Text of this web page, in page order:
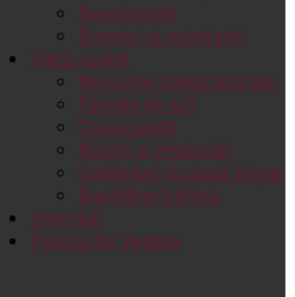
Evenimente
Biserici și mănăstiri
Viață curată
Nevoințe contemporane
Familia de azi
Casa curată
Adicții și vindecări
Gadgeturi cu două tăișuri
Bucătărie biblică
Interviuri
Puncte de Vedere